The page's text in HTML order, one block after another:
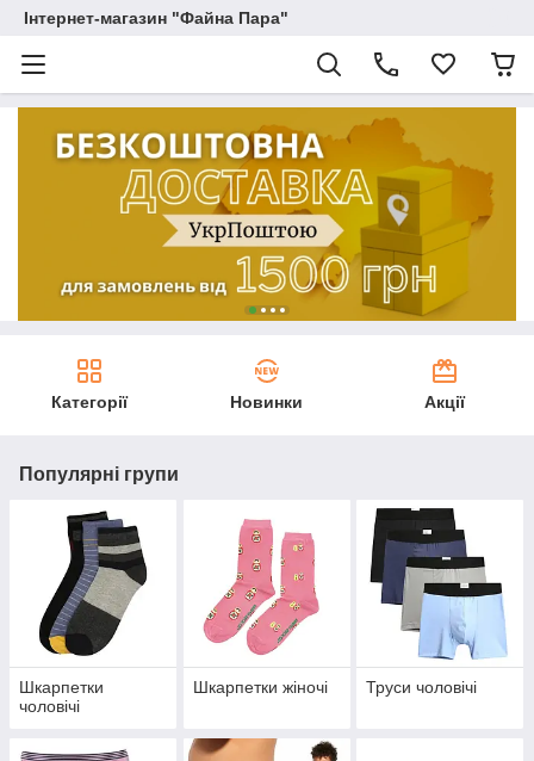
Інтернет-магазин "Файна Пара"
Категорії Новинки Акції
Популярні групи
Шкарпетки
чоловічі
Шкарпетки жіночі Труси чоловічі